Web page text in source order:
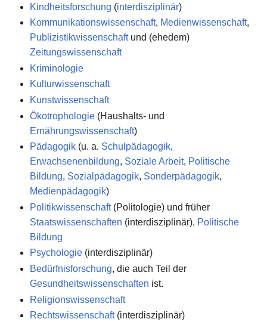
Kindheitsforschung (interdisziplinär)
Kommunikationswissenschaft, Medienwissenschaft,
Publizistikwissenschaftund (ehedem)
Zeitungswissenschaft
Kriminologie
Kulturwissenschaft
Kunstwissenschaft
Ökotrophologie(Haushalts- und
Ernährungswissenschaft)
Pädagogik(u. a. Schulpädagogik,
Erwachsenenbildung, Soziale Arbeit, Politische
Bildung, Sozialpädagogik, Sonderpädagogik,
Medienpädagogik)
Politikwissenschaft(Politologie) und früher
Staatswissenschaften (interdisziplinär), Politische
Bildung
Psychologie(interdisziplinär)
Bedürfnisforschung, die auch Teil der
Gesundheitswissenschaften ist.
Religionswissenschaft
Rechtswissenschaft(interdisziplinär)